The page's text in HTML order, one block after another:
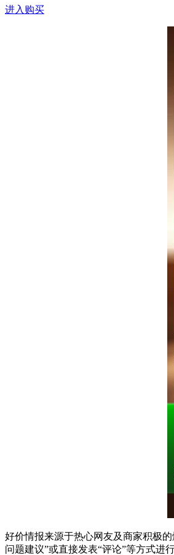
进入购买
好价情报来源于热心网友及商家积极
问题建议”或直接发表“评论”等方式进行